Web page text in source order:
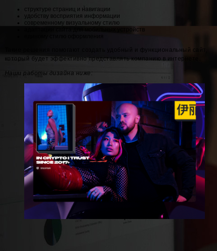
структуре страниц и навигации
удобству восприятия информации
современному визуальному стилю
адаптации сайта для мобильных устройств
Такие решения помогают создать удобный и функциональный сайт,
который будет эффективно представлять компанию в интернете.
Наши работы дизайна ниже: